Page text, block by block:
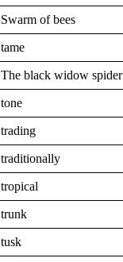
Swarm of bees
tame
The black widow spider
tone
trading
traditionally
tropical
trunk
tusk